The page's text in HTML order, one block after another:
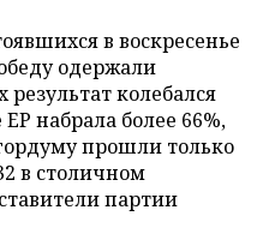
в воскресенье
одержали
колебался
набрала более 66%,
прошли только
в столичном
партии